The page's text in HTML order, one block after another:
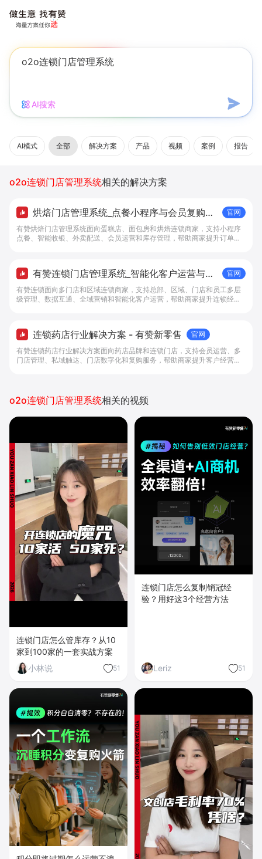
AI搜索
AI模式 全部 解决方案 产品 视频 案例 报告
o2o连锁门店管理系统相关的解决方案
烘焙门店管理系统_点餐小程序与会员复购工
具 - 做生意, 找有赞
官网
有赞烘焙门店管理系统面向蛋糕店、面包房和烘焙连锁商家，支持小程序
点餐、智能收银、外卖配送、会员运营和库存管理，帮助商家提升订单转
有赞连锁门店管理系统_智能化客户运营与多
门店增长解决方案 - 有赞新零售
官网
有赞连锁面向多门店和区域连锁商家，支持总部、区域、门店和员工多层
级管理、数据互通、全域营销和智能化客户运营，帮助商家提升连锁经营
连锁药店行业解决方案 - 有赞新零售
官网
有赞连锁药店行业解决方案面向药店品牌和连锁门店，支持会员运营、多
门店管理、私域触达、门店数字化和复购服务，帮助商家提升客户经营效
o2o连锁门店管理系统相关的视频
连锁门店怎么管库存？从10
家到100家的一套实战方案
小林说
51
连锁门店怎么复制销冠经
验？用好这3个经营方法
Leriz 51